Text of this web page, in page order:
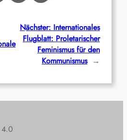
Nächster: Internationales
Flugblatt: Proletarischer
Feminismus für den
Kommunismus →
4.0